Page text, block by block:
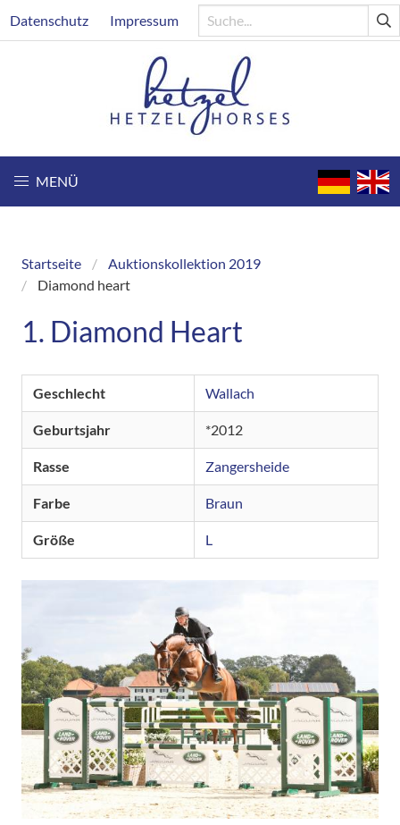
zum
Header
Datenschutz Impressum
MENÜ
Breadcrumb
Startseite
Auktionskollektion 2019
Diamond heart
1. Diamond Heart
Geschlecht Wallach
Geburtsjahr 2012
Rasse Zangersheide
Farbe Braun
Größe L